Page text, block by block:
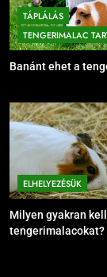
TÁPLÁLÁS
TENGERIMALAC
Banánt ehet a
ELHELYEZÉSÜK
Milyen gyakran
tengerimalacokat?